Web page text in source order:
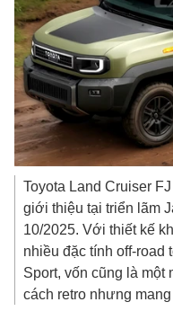
Toyota Land Cruiser
giới thiệu tại triển lãm
10/2025. Với thiết kế
nhiều đặc tính off-road
Sport, vốn cũng là một
cách retro nhưng